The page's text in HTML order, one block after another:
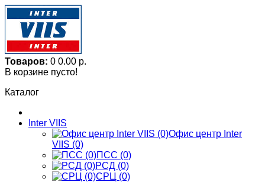
Товаров: 0 0.00 р.
В корзине пусто!
Каталог
Inter VIIS
Офис центр Inter
VIIS (0)
ПСС (0)
РСД (0)
СРЦ (0)